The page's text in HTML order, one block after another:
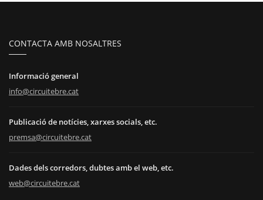
CONTACTA AMB NOSALTRES
Informació general
info@circuitebre.cat
Publicació de notícies, xarxes socials, etc.
premsa@circuitebre.cat
Dades dels corredors, dubtes amb el web, etc.
web@circuitebre.cat